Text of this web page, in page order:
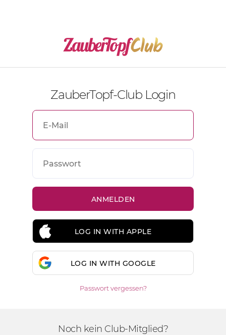
ZauberTopf-Club Login
LOG IN WITH APPLE
LOG IN WITH GOOGLE
Passwort vergessen?
Noch kein Club-Mitglied?